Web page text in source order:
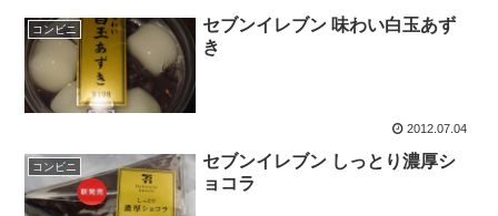
コンビニ
セブンイレブン 味わい白玉あず
き
2012.07.04
コンビニ
セブンイレブン しっとり濃厚シ
ョコラ